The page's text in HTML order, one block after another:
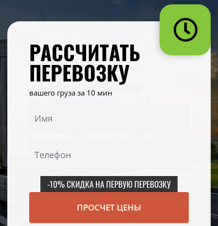
РАССЧИТАТЬ
ПЕРЕВОЗКУ
вашего груза за 10 мин
-10% СКИДКА НА ПЕРВУЮ ПЕРЕВОЗКУ
ПРОСЧЕТ ЦЕНЫ